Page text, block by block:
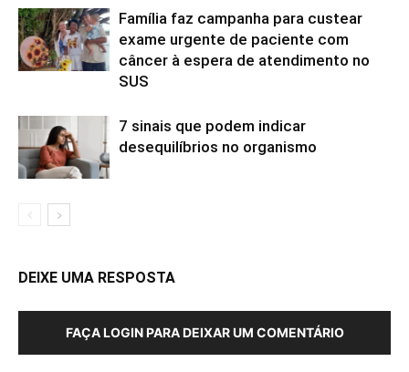
Família faz campanha para custear
exame urgente de paciente com
câncer à espera de atendimento no
SUS
7 sinais que podem indicar
desequilíbrios no organismo
DEIXE UMA RESPOSTA
FAÇA LOGIN PARA DEIXAR UM COMENTÁRIO